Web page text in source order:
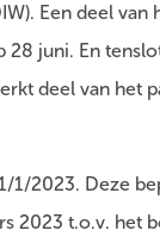
Een deel
juni. En
deel van het
2023. Deze
2023 t.o.v. het